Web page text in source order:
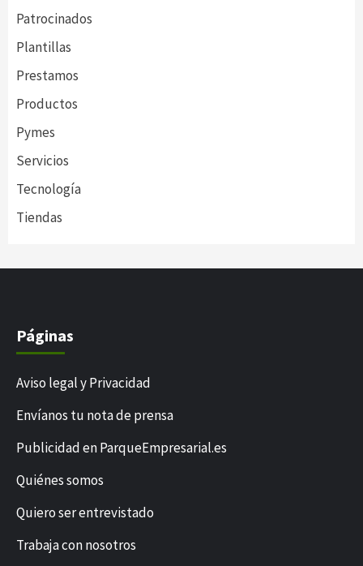
Patrocinados
Plantillas
Prestamos
Productos
Pymes
Servicios
Tecnología
Tiendas
Páginas
Aviso legal y Privacidad
Envíanos tu nota de prensa
Publicidad en ParqueEmpresarial.es
Quiénes somos
Quiero ser entrevistado
Trabaja con nosotros